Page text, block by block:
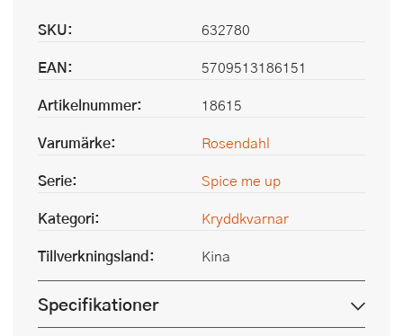
SKU:
632780
EAN:
5709513186151
Artikelnummer:
18615
Varumärke:
Rosendahl
Serie:
Spice me up
Kategori:
Kryddkvarnar
Tillverkningsland:
Kina
Specifikationer